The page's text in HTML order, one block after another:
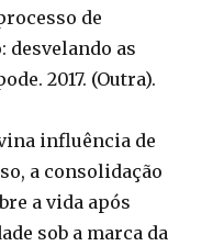
de
desvelando as
2017. (Outra).
influência de
a consolidação
a vida após
sob a marca da